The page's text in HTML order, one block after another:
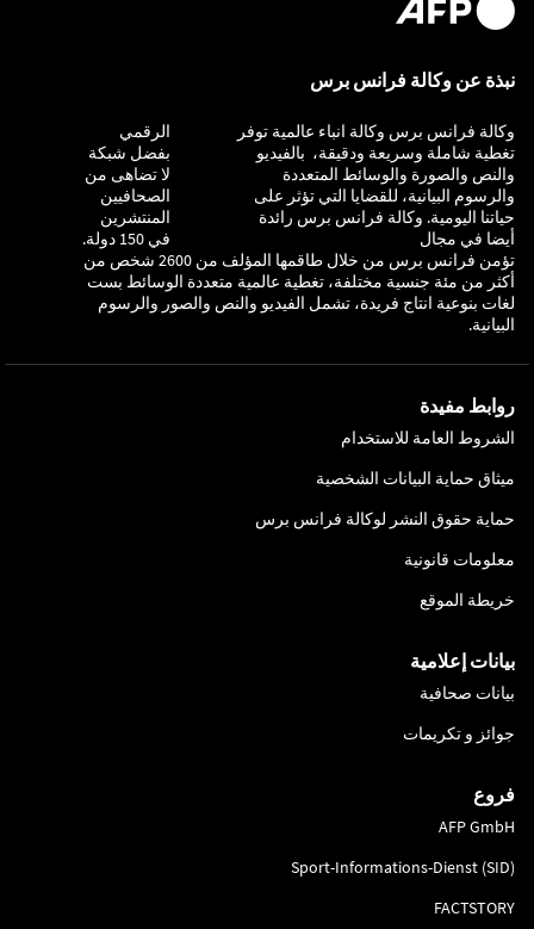
نبذة عن وكالة فرانس برس
وكالة فرانس برس وكالة انباء عالمية توفر
تغطية شاملة وسريعة ودقيقة، بالفيديو
والنص والصورة والوسائط المتعددة
والرسوم البيانية، للقضايا التي تؤثر على
حياتنا اليومية. وكالة فرانس برس رائدة
أيضا في مجال
الرقمي
بفضل شبكة
لا تضاهى من
الصحافيين
المنتشرين
في 150 دولة.
تؤمن فرانس برس من خلال طاقمها المؤلف من 2600 شخص من
أكثر من مئة جنسية مختلفة، تغطية عالمية متعددة الوسائط بست
لغات بنوعية انتاج فريدة، تشمل الفيديو والنص والصور والرسوم
البيانية.
روابط مفيدة
الشروط العامة للاستخدام
ميثاق حماية البيانات الشخصية
حماية حقوق النشر لوكالة فرانس برس
معلومات قانونية
خريطة الموقع
بيانات إعلامية
بيانات صحافية
جوائز و تكريمات
فروع
AFP GmbH
Sport-Informations-Dienst (SID)
FACTSTORY